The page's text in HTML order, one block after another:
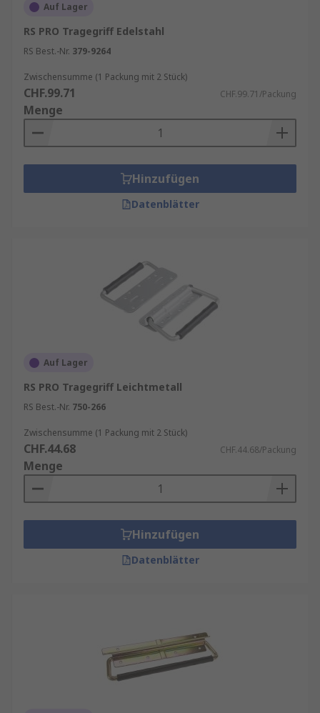
Auf Lager
RS PRO Tragegriff Edelstahl
RS Best.-Nr. 379-9264
Zwischensumme (1 Packung mit 2 Stück)
CHF.99.71 CHF.99.71/Packung
Menge
Hinzufügen
Datenblätter
Auf Lager
RS PRO Tragegriff Leichtmetall
RS Best.-Nr. 750-266
Zwischensumme (1 Packung mit 2 Stück)
CHF.44.68 CHF.44.68/Packung
Menge
Hinzufügen
Datenblätter